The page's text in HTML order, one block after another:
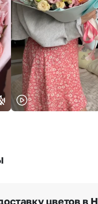
Или выберите из
Москва и МО
Нижний
Казань
Челябинск
цветов